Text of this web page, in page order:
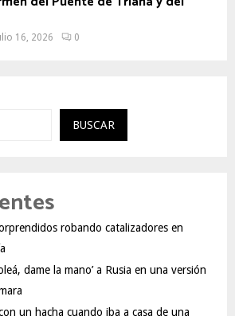
16, 2026 0
BUSCAR
robando catalizadores en
dame la mano’ a Rusia en una versión
un hacha cuando iba a casa de una